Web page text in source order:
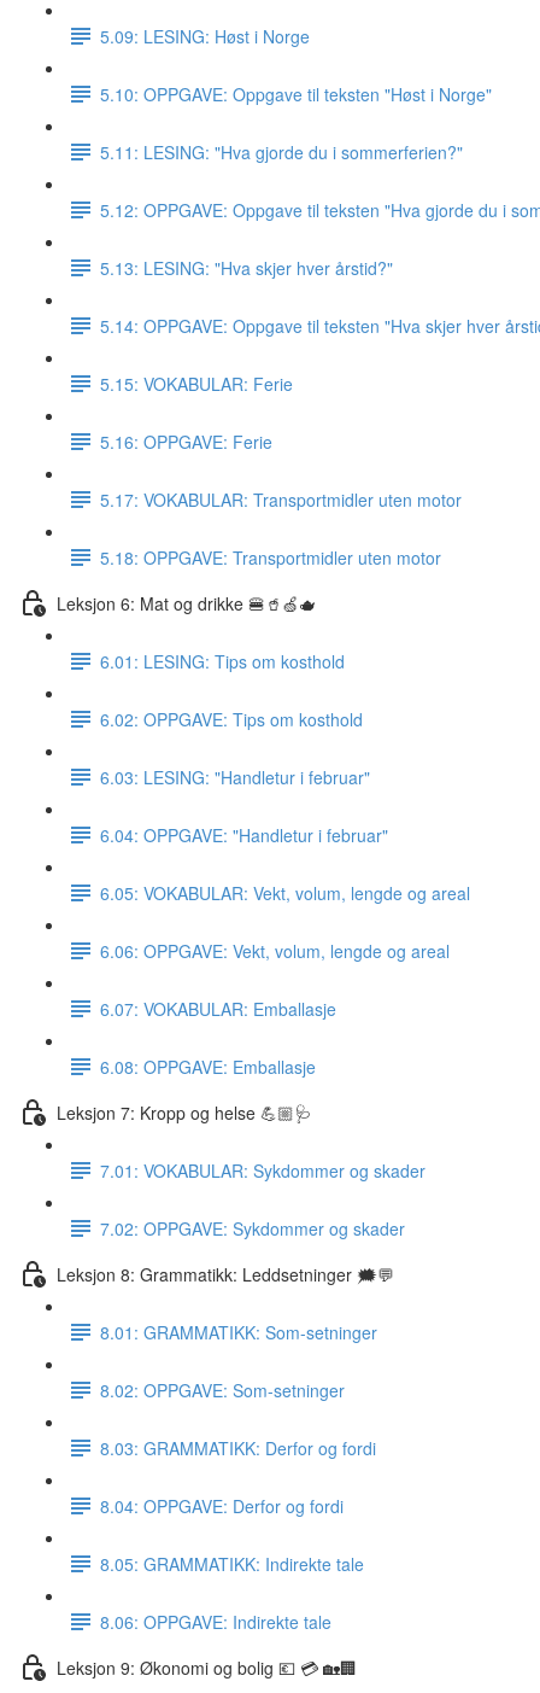
5.09: LESING: Høst i Norge
5.10: OPPGAVE: Oppgave til teksten "Høst i Norge"
5.11: LESING: "Hva gjorde du i sommerferien?"
5.12: OPPGAVE: Oppgave til teksten "Hva gjorde du i
5.13: LESING: "Hva skjer hver årstid?"
5.14: OPPGAVE: Oppgave til teksten "Hva skjer hver
5.15: VOKABULAR: Ferie
5.16: OPPGAVE: Ferie
5.17: VOKABULAR: Transportmidler uten motor
5.18: OPPGAVE: Transportmidler uten motor
Leksjon 6: Mat og drikke 🍔🥤🍏🫖
6.01: LESING: Tips om kosthold
6.02: OPPGAVE: Tips om kosthold
6.03: LESING: "Handletur i februar"
6.04: OPPGAVE: "Handletur i februar"
6.05: VOKABULAR: Vekt, volum, lengde og areal
6.06: OPPGAVE: Vekt, volum, lengde og areal
6.07: VOKABULAR: Emballasje
6.08: OPPGAVE: Emballasje
Leksjon 7: Kropp og helse 💪🏼🩺
7.01: VOKABULAR: Sykdommer og skader
7.02: OPPGAVE: Sykdommer og skader
Leksjon 8: Grammatikk: Leddsetninger 🗯💬
8.01: GRAMMATIKK: Som-setninger
8.02: OPPGAVE: Som-setninger
8.03: GRAMMATIKK: Derfor og fordi
8.04: OPPGAVE: Derfor og fordi
8.05: GRAMMATIKK: Indirekte tale
8.06: OPPGAVE: Indirekte tale
Leksjon 9: Økonomi og bolig 💶 💳 🏡🏢